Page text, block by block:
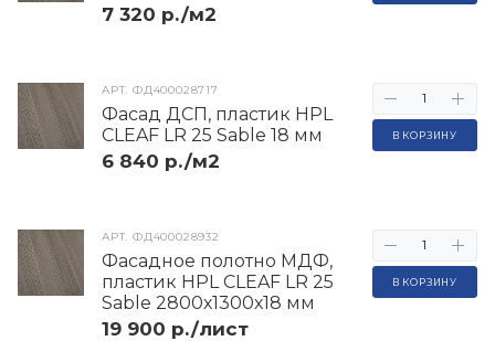
АРТ.ФД400028932
Фасадное полотно МДФ,
пластик HPL CLEAF LR 25
Sable 2800х1300х18 мм
19 900 р./лист
В КОРЗИНУ
АРТ.ФД400028717
Фасад ДСП, пластик HPL
CLEAF LR 25 Sable 18 мм
6 840 р./м2
В КОРЗИНУ
7 320 р./м2